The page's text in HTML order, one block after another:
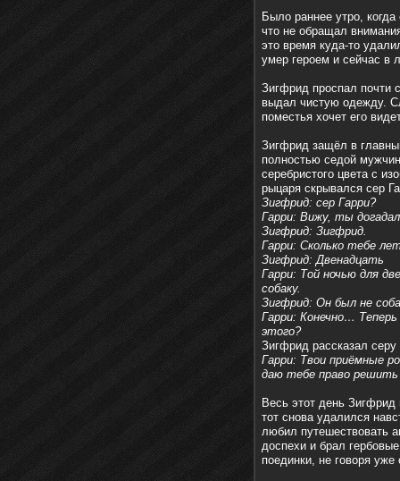
Было раннее утро,
что не обращал
это время куда-то
умер героем и сейчас в
Зигфрид проспал почти
выдал чистую одежду.
поместья хочет его
Зигфрид защёл в
полностью седой
серебристого цвета с
рыцаря скрывался сер
Зигфрид: сер Гарри?
Гарри: Вижу, ты
Зигфрид: Зигфрид.
Гарри: Сколько тебе
Зигфрид: Двенадцать
Гарри: Той ночью для
собаку.
Зигфрид: Он был не
Гарри: Конечно…
этого?
Зигфрид рассказал
Гарри: Твои приёмные
даю тебе право решить
Весь этот день Зигфрид
тот снова удалился
любил путешествовать
доспехи и брал
поединки, не говоря